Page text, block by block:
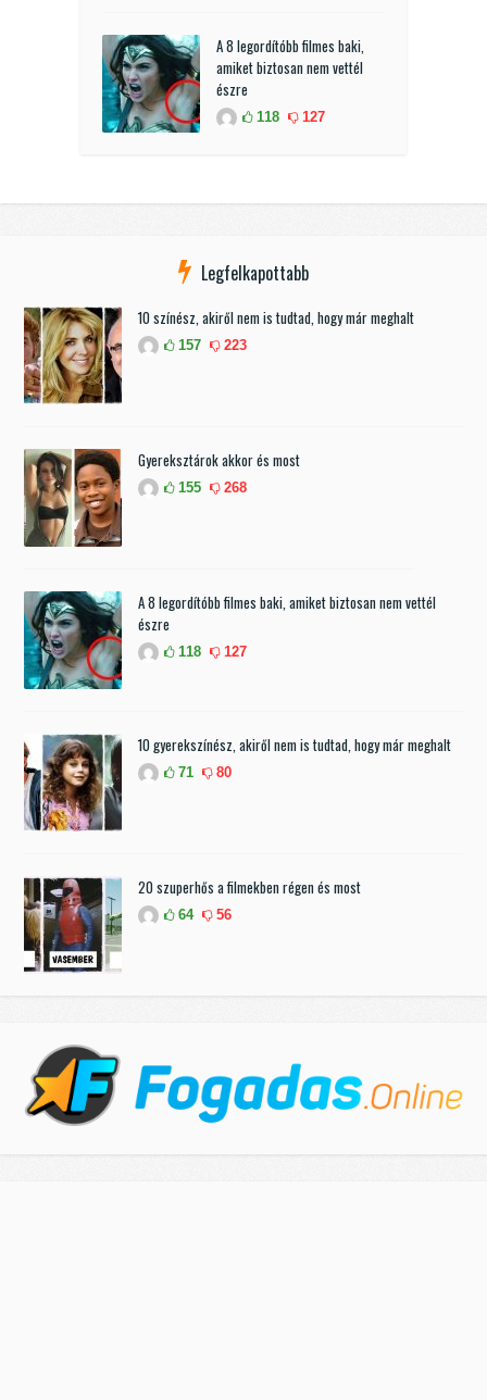
A 8 legordítóbb filmes baki,
amiket biztosan nem vettél
észre
118 127
Legfelkapottabb
10 színész, akiről nem is tudtad, hogy már meghalt
157 223
Gyereksztárok akkor és most
155 268
A 8 legordítóbb filmes baki, amiket biztosan nem vettél
észre
118 127
10 gyerekszínész, akiről nem is tudtad, hogy már meghalt
71 80
20 szuperhős a filmekben régen és most
64 56